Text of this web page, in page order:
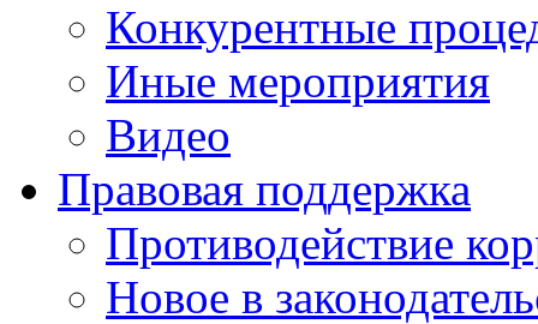
Конкурентные
Иные мероприятия
Видео
Правовая поддержка
Противодействие
Новое в